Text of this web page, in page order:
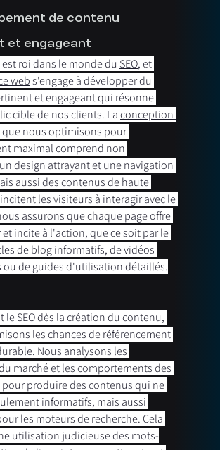
de contenu
et engageant
roi dans le monde du SEO, et
web s'engage à développer du
et engageant qui résonne
cible de nos clients. La conception
que nous optimisons pour
maximal comprend non
design attrayant et une navigation
aussi des contenus de haute
les visiteurs à interagir avec le
assurons que chaque page offre
et incite à l'action, que ce soit par le
de blog informatifs, de vidéos
ou de guides d'utilisation détaillés.
le SEO dès la création du contenu,
les chances de référencement
Nous analysons les
marché et les comportements des
produire des contenus qui ne
informatifs, mais aussi
les moteurs de recherche. Cela
utilisation judicieuse des mots-